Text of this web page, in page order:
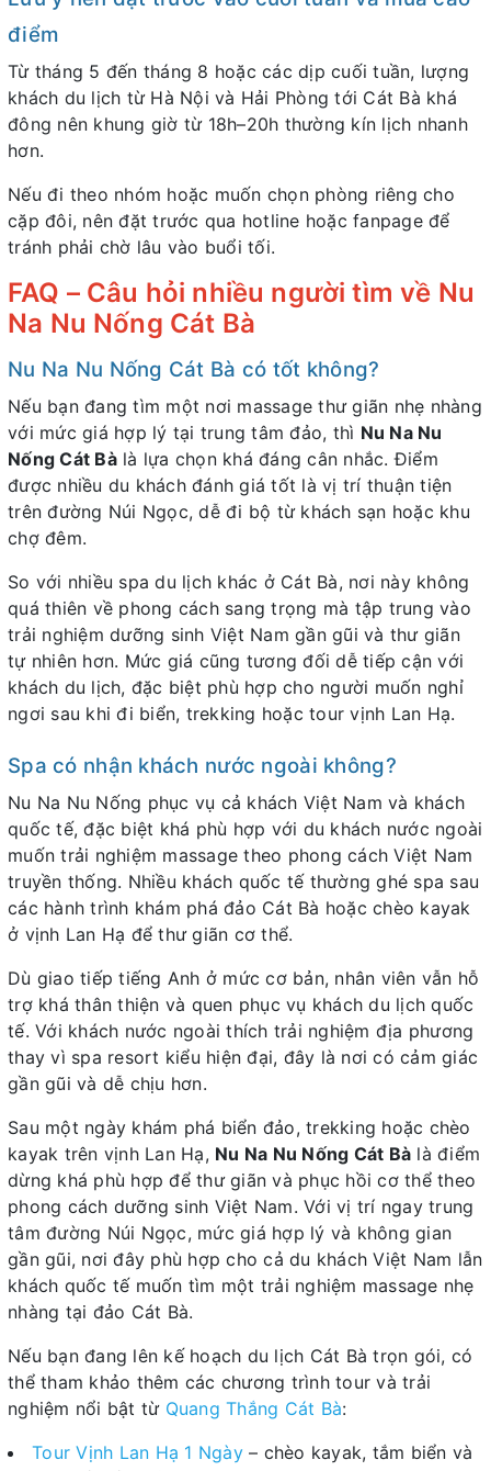
điểm
Từ tháng 5 đến tháng 8 hoặc các dịp cuối tuần, lượng
khách du lịch từ Hà Nội và Hải Phòng tới Cát Bà khá
đông nên khung giờ từ 18h–20h thường kín lịch nhanh
hơn.
Nếu đi theo nhóm hoặc muốn chọn phòng riêng cho
cặp đôi, nên đặt trước qua hotline hoặc fanpage để
tránh phải chờ lâu vào buổi tối.
FAQ – Câu hỏi nhiều người tìm về Nu
Na Nu Nống Cát Bà
Nu Na Nu Nống Cát Bà có tốt không?
Nếu bạn đang tìm một nơi massage thư giãn nhẹ nhàng
với mức giá hợp lý tại trung tâm đảo, thì Nu Na Nu
Nống Cát Bàlà lựa chọn khá đáng cân nhắc. Điểm
được nhiều du khách đánh giá tốt là vị trí thuận tiện
trên đường Núi Ngọc, dễ đi bộ từ khách sạn hoặc khu
chợ đêm.
So với nhiều spa du lịch khác ở Cát Bà, nơi này không
quá thiên về phong cách sang trọng mà tập trung vào
trải nghiệm dưỡng sinh Việt Nam gần gũi và thư giãn
tự nhiên hơn. Mức giá cũng tương đối dễ tiếp cận với
khách du lịch, đặc biệt phù hợp cho người muốn nghỉ
ngơi sau khi đi biển, trekking hoặc tour vịnh Lan Hạ.
Spa có nhận khách nước ngoài không?
Nu Na Nu Nống phục vụ cả khách Việt Nam và khách
quốc tế, đặc biệt khá phù hợp với du khách nước ngoài
muốn trải nghiệm massage theo phong cách Việt Nam
truyền thống. Nhiều khách quốc tế thường ghé spa sau
các hành trình khám phá đảo Cát Bà hoặc chèo kayak
ở vịnh Lan Hạ để thư giãn cơ thể.
Dù giao tiếp tiếng Anh ở mức cơ bản, nhân viên vẫn hỗ
trợ khá thân thiện và quen phục vụ khách du lịch quốc
tế. Với khách nước ngoài thích trải nghiệm địa phương
thay vì spa resort kiểu hiện đại, đây là nơi có cảm giác
gần gũi và dễ chịu hơn.
Sau một ngày khám phá biển đảo, trekking hoặc chèo
kayak trên vịnh Lan Hạ, Nu Na Nu Nống Cát Bà là điểm
dừng khá phù hợp để thư giãn và phục hồi cơ thể theo
phong cách dưỡng sinh Việt Nam. Với vị trí ngay trung
tâm đường Núi Ngọc, mức giá hợp lý và không gian
gần gũi, nơi đây phù hợp cho cả du khách Việt Nam lẫn
khách quốc tế muốn tìm một trải nghiệm massage nhẹ
nhàng tại đảo Cát Bà.
Nếu bạn đang lên kế hoạch du lịch Cát Bà trọn gói, có
thể tham khảo thêm các chương trình tour và trải
nghiệm nổi bật từ Quang Thắng Cát Bà:
Tour Vịnh Lan Hạ 1 Ngày– chèo kayak, tắm biển và